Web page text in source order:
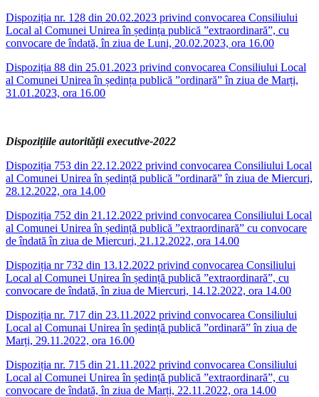
Dispoziția nr. 128 din 20.02.2023 privind convocarea Consiliului
Local al Comunei Unirea în ședința publică ”extraordinară”, cu
convocare de îndată, în ziua de Luni, 20.02.2023, ora 16.00
Dispoziția 88 din 25.01.2023 privind convocarea Consiliului Local
al Comunei Unirea în ședința publică ”ordinară” în ziua de Marți,
31.01.2023, ora 16.00
Dispozițiile autorității executive-2022
Dispoziția 753 din 22.12.2022 privind convocarea Consiliului Local
al Comunei Unirea în ședință publică ”ordinară” în ziua de Miercuri,
28.12.2022, ora 14.00
Dispoziția 752 din 21.12.2022 privind convocarea Consiliului Local
al Comunei Unirea în ședință publică ”extraordinară” cu convocare
de îndată în ziua de Miercuri, 21.12.2022, ora 14.00
Dispoziția nr 732 din 13.12.2022 privind convocarea Consiliului
Local al Comunei Unirea în ședință publică ”extraordinară”, cu
convocare de îndată, în ziua de Miercuri, 14.12.2022, ora 14.00
Dispoziția nr. 717 din 23.11.2022 privind convocarea Consiliului
Local al Comunai Unirea în ședință publică ”ordinară” în ziua de
Marți, 29.11.2022, ora 16.00
Dispoziția nr. 715 din 21.11.2022 privind convocarea Consiliului
Local al Comunei Unirea în ședință publică ”extraordinară”, cu
convocare de îndată, în ziua de Marți, 22.11.2022, ora 14.00